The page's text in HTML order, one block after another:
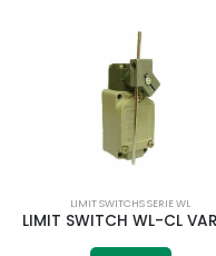
LIMIT SWITCHS SERIE WL